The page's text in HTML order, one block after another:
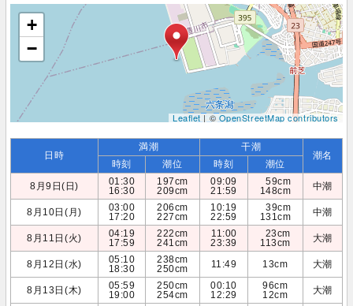
+
−
Leaflet| ©OpenStreetMap contributors
日時
満潮 干潮
潮名
時刻 潮位 時刻
潮位
8月9日(日)
01:30
16:30
197cm
209cm
09:09
21:59
59cm
148cm
中潮
8月10日(月)
03:00
17:20
206cm
227cm
10:19
22:59
39cm
131cm
中潮
8月11日(火)
04:19
17:59
222cm
241cm
11:00
23:39
23cm
113cm
大潮
8月12日(水)
05:10
18:30
238cm
250cm
11:49 13cm 大潮
8月13日(木)
05:59
19:00
250cm
254cm
00:10
12:29
96cm
12cm
大潮